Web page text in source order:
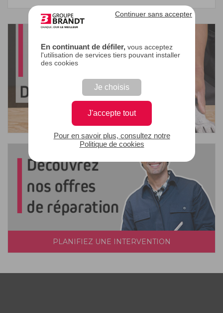
En continuant de défiler, vous acceptez
l'utilisation de services tiers pouvant installer
des cookies
Je choisis
J'accepte tout
Continuer sans accepter
Pour en savoir plus, consultez notre
Politique de cookies
PLANIFIEZ UNE INTERVENTION